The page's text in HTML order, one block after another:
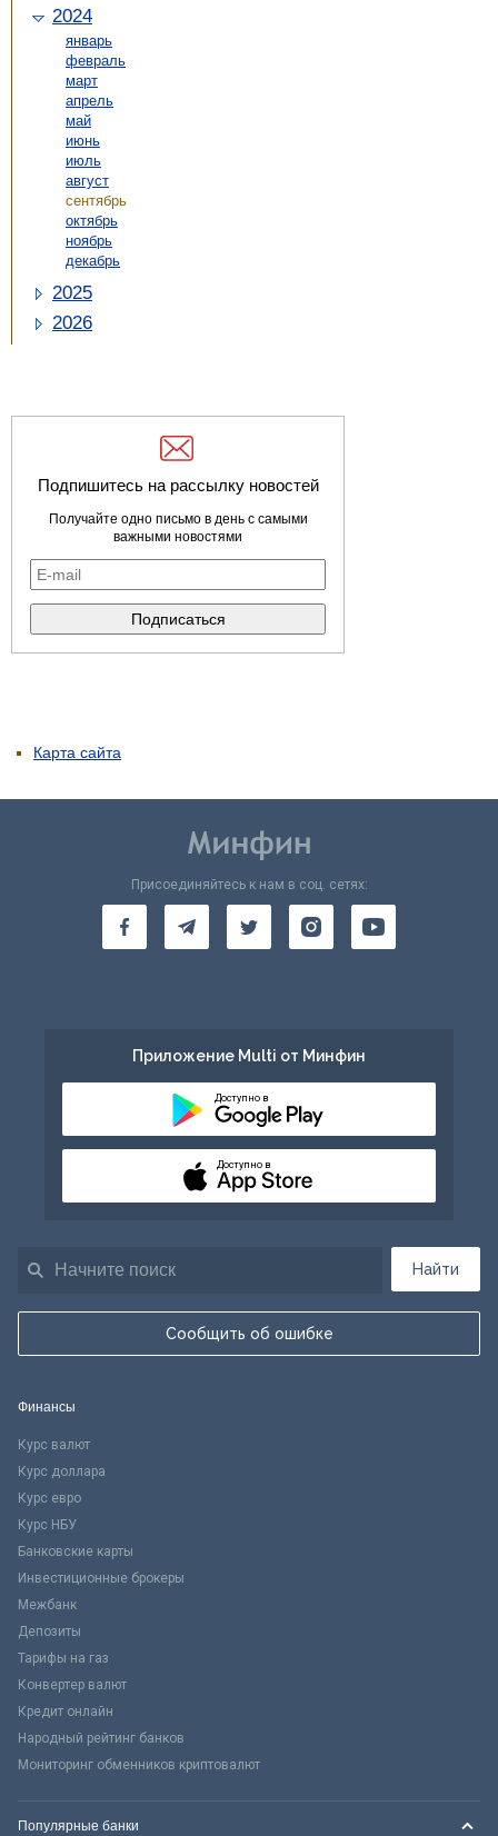
2024
январь
февраль
март
апрель
май
июнь
июль
август
сентябрь
октябрь
ноябрь
декабрь
2025
2026
Подпишитесь на рассылку новостей
Получайте одно письмо в день с самыми
важными новостями
Карта сайта
Найти
Сообщить об ошибке
Присоединяйтесь к нам в соц. сетях:
Приложение Multi от Минфин
Доступно в
Доступно в
Финансы
Курс валют
Курс доллара
Курс евро
Курс НБУ
Банковские карты
Инвестиционные брокеры
Межбанк
Депозиты
Тарифы на газ
Конвертер валют
Кредит онлайн
Народный рейтинг банков
Мониторинг обменников криптовалют
Популярные банки